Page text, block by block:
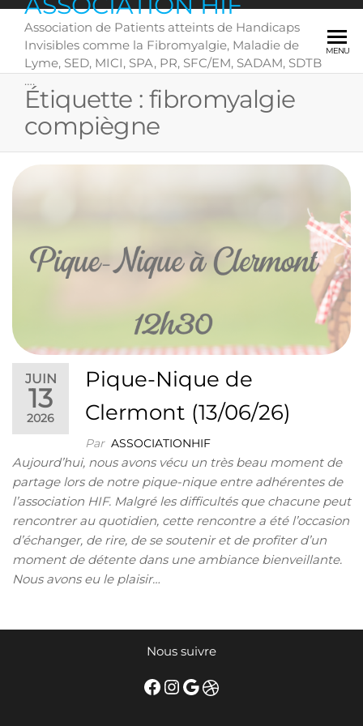
Skip
content
Association de Patients atteints de Handicaps
Invisibles comme la Fibromyalgie, Maladie de
Lyme, SED, MICI, SPA, PR, SFC/EM, SADAM, SDTB
….
MENU
Étiquette : fibromyalgie
compiègne
JUIN
13
2026
Pique-Nique de
Clermont (13/06/26)
Par ASSOCIATIONHIF
Aujourd’hui, nous avons vécu un très beau moment de
partage lors de notre pique-nique entre adhérentes de
l’association HIF. Malgré les difficultés que chacune peut
rencontrer au quotidien, cette rencontre a été l’occasion
d’échanger, de rire, de se soutenir et de profiter d’un
moment de détente dans une ambiance bienveillante.
Nous avons eu le plaisir…
Nous suivre
Facebook
Instagram
Google
Dribbble